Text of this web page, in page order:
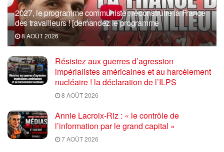
2027, le programme communiste : reconstruire la France
des travailleurs ! [demandez le programme
8 AOÛT 2026
Résistez aux guerres d’agression
impérialistes américaines et au harcèlement
nucléaire ! la déclaration de l’ILPS
8 AOÛT 2026
Annie Lacroix-Riz : « le contrôle de
l’information par le grand capital »
7 AOÛT 2026